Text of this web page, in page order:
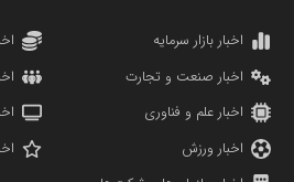
پایگاه خبری نهضت ملی مسکن
مدل اقتصادی
پروفایل خبریت را راه بنداز